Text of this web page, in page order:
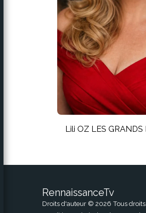
Lili OZ LES GRANDS
RennaissanceTv
Droits d'auteur © 2026 Tous droits